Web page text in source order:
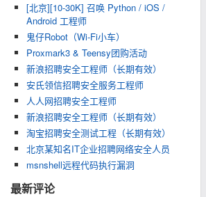
[北京][10-30K] 召唤 Python / iOS /
Android 工程师
鬼仔Robot（Wi-Fi小车）
Proxmark3 & Teensy团购活动
新浪招聘安全工程师（长期有效）
安氏领信招聘安全服务工程师
人人网招聘安全工程师
新浪招聘安全工程师（长期有效）
淘宝招聘安全测试工程（长期有效）
北京某知名IT企业招聘网络安全人员
msnshell远程代码执行漏洞
最新评论